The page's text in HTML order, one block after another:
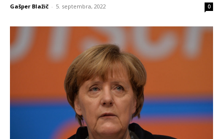
Gašper Blažič - 5. septembra, 2022 0